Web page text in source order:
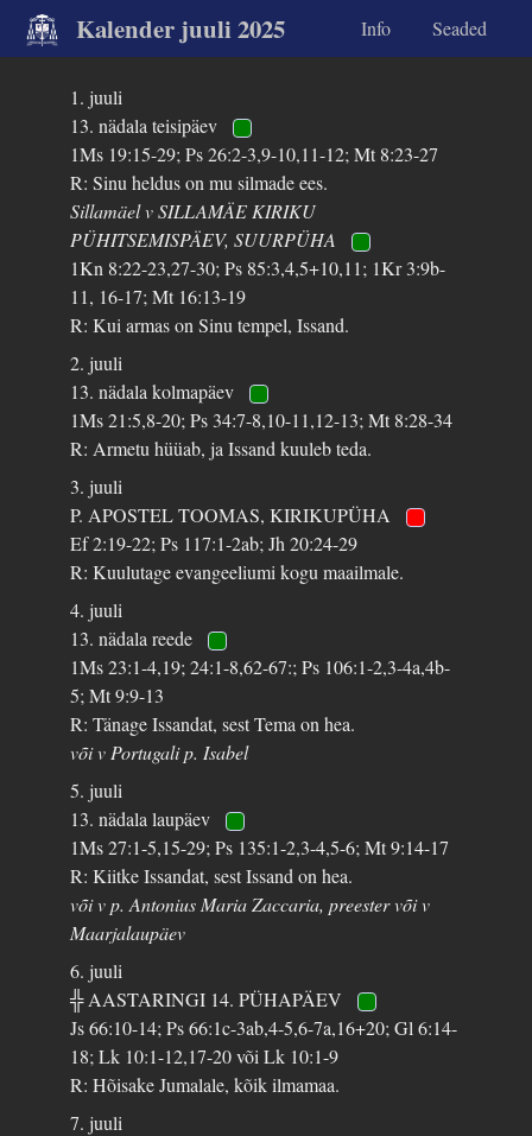
Kalender juuli 2025 Info Seaded
1. juuli
13. nädala teisipäev
1Ms 19:15-29; Ps 26:2-3,9-10,11-12; Mt 8:23-27
R: Sinu heldus on mu silmade ees.
Sillamäel v SILLAMÄE KIRIKU
PÜHITSEMISPÄEV, SUURPÜHA
1Kn 8:22-23,27-30; Ps 85:3,4,5+10,11; 1Kr 3:9b-
11, 16-17; Mt 16:13-19
R: Kui armas on Sinu tempel, Issand.
2. juuli
13. nädala kolmapäev
1Ms 21:5,8-20; Ps 34:7-8,10-11,12-13; Mt 8:28-34
R: Armetu hüüab, ja Issand kuuleb teda.
3. juuli
P. APOSTEL TOOMAS, KIRIKUPÜHA
Ef 2:19-22; Ps 117:1-2ab; Jh 20:24-29
R: Kuulutage evangeeliumi kogu maailmale.
4. juuli
13. nädala reede
1Ms 23:1-4,19; 24:1-8,62-67:; Ps 106:1-2,3-4a,4b-
5; Mt 9:9-13
R: Tänage Issandat, sest Tema on hea.
või v Portugali p. Isabel
5. juuli
13. nädala laupäev
1Ms 27:1-5,15-29; Ps 135:1-2,3-4,5-6; Mt 9:14-17
R: Kiitke Issandat, sest Issand on hea.
või v p. Antonius Maria Zaccaria, preester või v
Maarjalaupäev
6. juuli
╬ AASTARINGI 14. PÜHAPÄEV
Js 66:10-14; Ps 66:1c-3ab,4-5,6-7a,16+20; Gl 6:14-
18; Lk 10:1-12,17-20 või Lk 10:1-9
R: Hõisake Jumalale, kõik ilmamaa.
7. juuli